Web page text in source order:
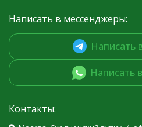
Написать в мессенджеры:
Написать
Написать
Контакты: